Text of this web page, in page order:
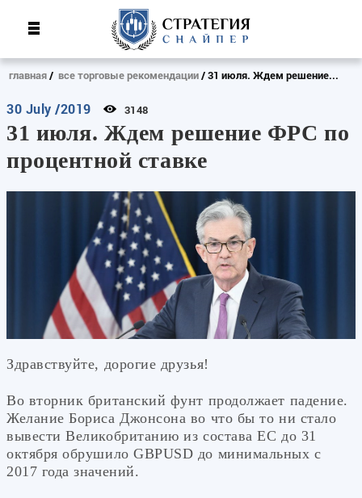
главная все торговые рекомендации 31 июля. Ждем решение...
30 July /2019 3148
31 июля. Ждем решение ФРС по
процентной ставке
Здравствуйте, дорогие друзья!
Во вторник британский фунт продолжает падение.
Желание Бориса Джонсона во что бы то ни стало
вывести Великобританию из состава ЕС до 31
октября обрушило GBPUSD до минимальных с
2017 года значений.